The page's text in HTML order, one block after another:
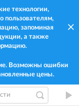
технологии,
пользователям,
запоминая
а также
Возможны ошибки
цены.